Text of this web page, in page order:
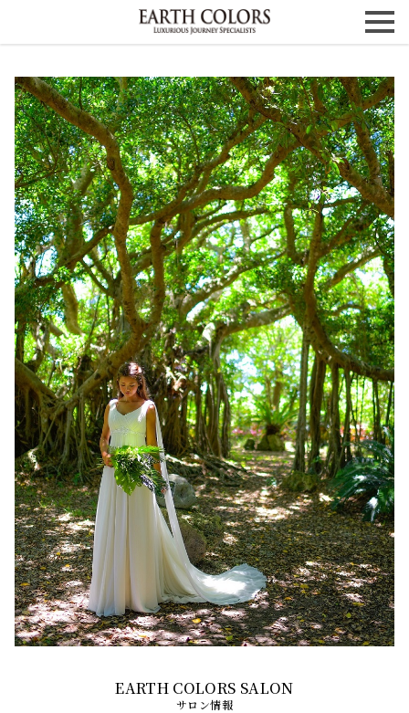
サロン情報